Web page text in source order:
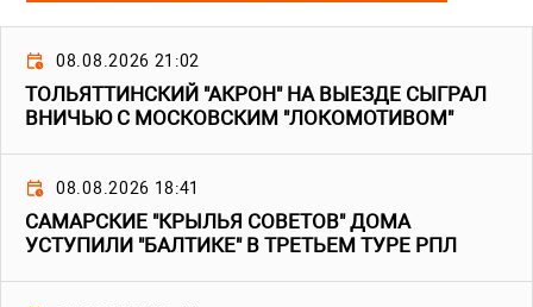
08.08.2026 21:02
ТОЛЬЯТТИНСКИЙ "АКРОН" НА ВЫЕЗДЕ СЫГРАЛ
ВНИЧЬЮ С МОСКОВСКИМ "ЛОКОМОТИВОМ"
08.08.2026 18:41
САМАРСКИЕ "КРЫЛЬЯ СОВЕТОВ" ДОМА
УСТУПИЛИ "БАЛТИКЕ" В ТРЕТЬЕМ ТУРЕ РПЛ